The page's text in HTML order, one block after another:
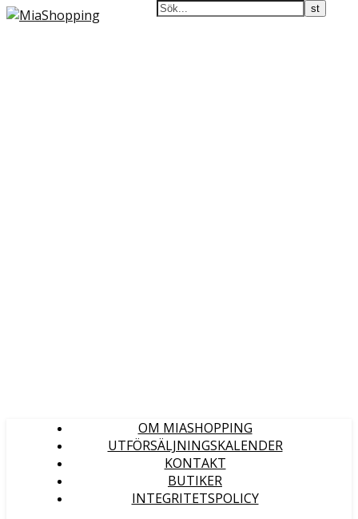
OM MIASHOPPING
UTFÖRSÄLJNINGSKALENDER
KONTAKT
BUTIKER
INTEGRITETSPOLICY